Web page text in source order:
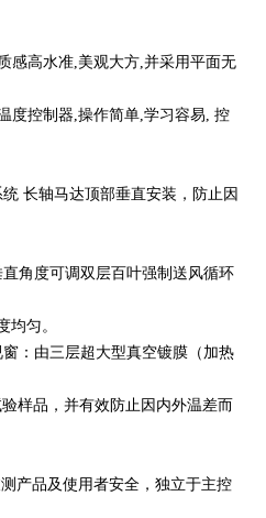
感高水准,美观大方,并采用平面无
度控制器,操作简单,学习容易, 控
长轴马达顶部垂直安装，防止因
角度可调双层百叶强制送风循环
匀。
：由三层超大型真空镀膜（加热
样品，并有效防止因内外温差而
产品及使用者安全，独立于主控